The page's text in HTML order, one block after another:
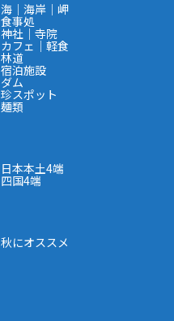
海｜海岸｜岬
食事処
神社｜寺院
カフェ｜軽食
林道
宿泊施設
ダム
珍スポット
麺類
日本本土4端
四国4端
秋にオススメ